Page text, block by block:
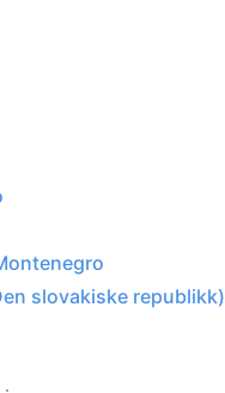
slovakiske republikk)